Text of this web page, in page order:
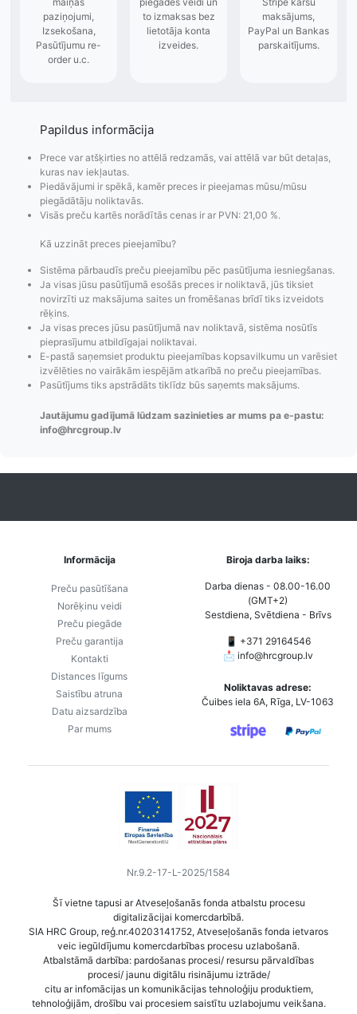
Pasūtījumu statusa
maiņas
paziņojumi,
Izsekošana,
Pasūtījumu re-
Visi pieejamie
piegādes veidi un
to izmaksas bez
lietotāja konta
PayPal
Papildus informācija
Prece var atšķirties no attēlā redzamās, vai attēlā var būt detaļas,
kuras nav iekļautas.
Piedāvājumi ir spēkā, kamēr preces ir pieejamas mūsu/mūsu
piegādātāju noliktavās.
Visās preču kartēs norādītās cenas ir ar PVN: 21,00 %.
Kā uzzināt preces pieejamību?
Sistēma pārbaudīs preču pieejamību pēc pasūtījuma iesniegšanas.
Ja visas jūsu pasūtījumā esošās preces ir noliktavā, jūs tiksiet
novirzīti uz maksājuma saites un fromēšanas brīdī tiks izveidots
rēķins.
Ja visas preces jūsu pasūtījumā nav noliktavā, sistēma nosūtīs
pieprasījumu atbildīgajai noliktavai.
E-pastā saņemsiet produktu pieejamības kopsavilkumu un varēsiet
izvēlēties no vairākām iespējām atkarībā no preču pieejamības.
Pasūtījums tiks apstrādāts tiklīdz būs saņemts maksājums.
Jautājumu gadījumā lūdzam sazinieties ar mums pa e-pastu:
info@hrcgroup.lv
Informācija
Preču pasūtīšana
Norēķinu veidi
Preču piegāde
Preču garantija
Kontakti
Distances līgums
Saistību atruna
Datu aizsardzība
Par mums
Biroja darba laiks:
Darba dienas - 08.00-16.00
(GMT+2)
Sestdiena, Svētdiena - Brīvs
📱 +371 29164546
📩 info@hrcgroup.lv
Noliktavas adrese:
Čuibes iela 6A, Rīga, LV-1063
Nr.9.2-17-L-2025/1584
Šī vietne tapusi ar Atveseļošanās fonda atbalstu procesu
digitalizācijai komercdarbībā.
SIA HRC Group, reģ.nr.40203141752, Atveseļošanās fonda ietvaros
veic iegūldījumu komercdarbības procesu uzlabošanā.
Atbalstāmā darbība: pardošanas procesi/ resursu pārvaldības
procesi/ jaunu digitālu risinājumu iztrāde/
citu ar infomācijas un komunikācijas tehnoloģiju produktiem,
tehnoloģijām, drošību vai procesiem saistītu uzlabojumu veikšana.